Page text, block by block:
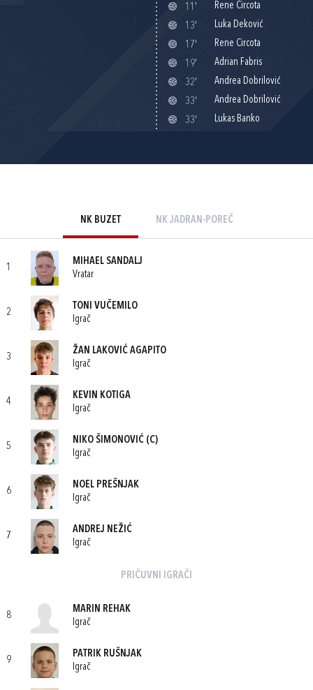
11'
Rene Circota
13'
Luka Deković
17'
Rene Circota
19'
Adrian Fabris
32'
Andrea Dobrilović
33'
Andrea Dobrilović
33'
Lukas Banko
NK BUZET NK JADRAN-POREČ
1
MIHAEL SANDALJ
Vratar
2
TONI VUČEMILO
Igrač
3
ŽAN LAKOVIĆ AGAPITO
Igrač
4
KEVIN KOTIGA
Igrač
5
NIKO ŠIMONOVIĆ (C)
Igrač
6
NOEL PREŠNJAK
Igrač
7
ANDREJ NEŽIĆ
Igrač
PRIČUVNI IGRAČI
8
MARIN REHAK
Igrač
9
PATRIK RUŠNJAK
Igrač